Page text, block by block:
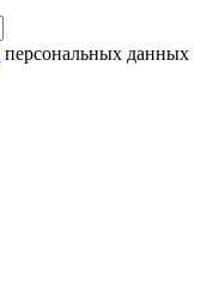
персональных данных